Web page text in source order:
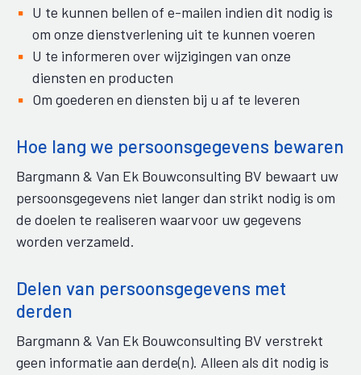
U te kunnen bellen of e-mailen indien dit nodig is
om onze dienstverlening uit te kunnen voeren
U te informeren over wijzigingen van onze
diensten en producten
Om goederen en diensten bij u af te leveren
Hoe lang we persoonsgegevens bewaren
Bargmann & Van Ek Bouwconsulting BV bewaart uw
persoonsgegevens niet langer dan strikt nodig is om
de doelen te realiseren waarvoor uw gegevens
worden verzameld.
Delen van persoonsgegevens met
derden
Bargmann & Van Ek Bouwconsulting BV verstrekt
geen informatie aan derde(n). Alleen als dit nodig is